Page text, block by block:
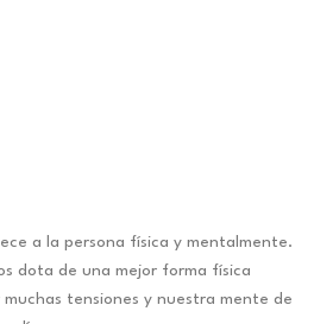
a la persona física y mentalmente.
dota de una mejor forma física
tensiones y nuestra mente de